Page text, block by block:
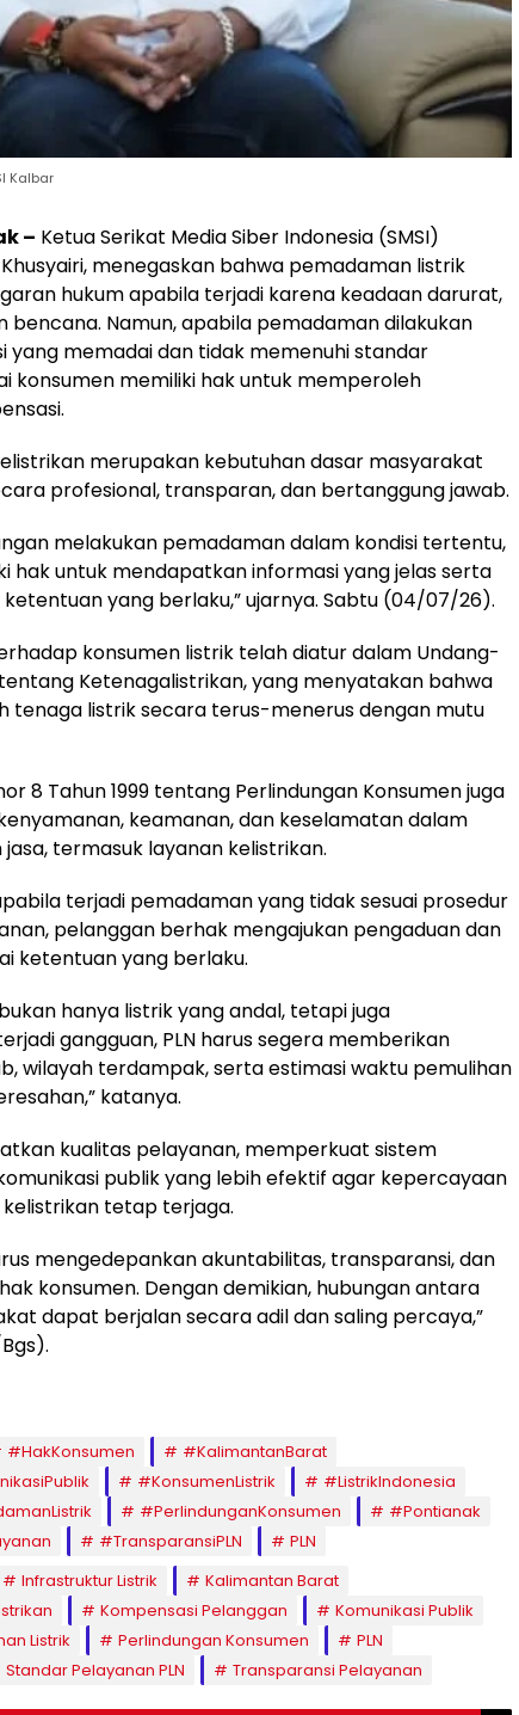
Kalbar
– Ketua Serikat Media Siber Indonesia (SMSI)
menegaskan bahwa pemadaman listrik
hukum apabila terjadi karena keadaan darurat,
bencana. Namun, apabila pemadaman dilakukan
yang memadai dan tidak memenuhi standar
konsumen memiliki hak untuk memperoleh
merupakan kebutuhan dasar masyarakat
profesional, transparan, dan bertanggung jawab.
melakukan pemadaman dalam kondisi tertentu,
hak untuk mendapatkan informasi yang jelas serta
yang berlaku,” ujarnya. Sabtu (04/07/26).
konsumen listrik telah diatur dalam Undang-
Ketenagalistrikan, yang menyatakan bahwa
tenaga listrik secara terus-menerus dengan mutu
8 Tahun 1999 tentang Perlindungan Konsumen juga
keamanan, dan keselamatan dalam
termasuk layanan kelistrikan.
terjadi pemadaman yang tidak sesuai prosedur
pelanggan berhak mengajukan pengaduan dan
ketentuan yang berlaku.
hanya listrik yang andal, tetapi juga
gangguan, PLN harus segera memberikan
wilayah terdampak, serta estimasi waktu pemulihan
katanya.
kualitas pelayanan, memperkuat sistem
publik yang lebih efektif agar kepercayaan
tetap terjaga.
mengedepankan akuntabilitas, transparansi, dan
konsumen. Dengan demikian, hubungan antara
dapat berjalan secara adil dan saling percaya,”
#HakKonsumen
#KalimantanBarat
#KonsumenListrik
#ListrikIndonesia
#PerlindunganKonsumen
#Pontianak
#TransparansiPLN
PLN
Infrastruktur Listrik
Kalimantan Barat
Kompensasi Pelanggan
Komunikasi Publik
Listrik Perlindungan Konsumen
PLN
Standar Pelayanan PLN Transparansi Pelayanan